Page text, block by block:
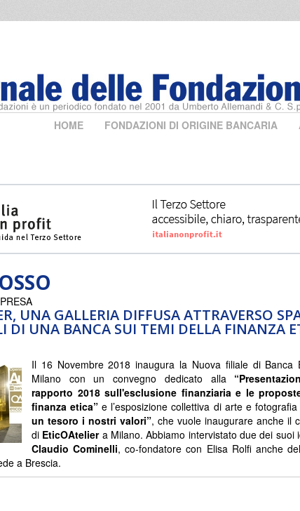
HOME FONDAZIONI DI ORIGINE BANCARIA
UNA GALLERIA DIFFUSA ATTRAVERSO
DI UNA BANCA SUI TEMI DELLA FINANZA
Il 16 Novembre 2018 inaugura la Nuova filiale di Banca
Milano con un convegno dedicato alla
rapporto 2018 sull'esclusione finanziaria e le
finanza etica” e l’esposizione collettiva di arte e fotografia
un tesoro i nostri valori”, che vuole inaugurare anche il
di EticOAtelier a Milano. Abbiamo intervistato due dei suoi
Claudio Cominelli, co-fondatore con Elisa Rolfi anche
a Brescia.